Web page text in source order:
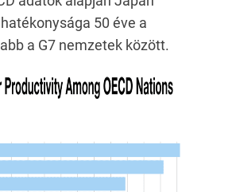
50 éve a
a G7 nemzetek között.